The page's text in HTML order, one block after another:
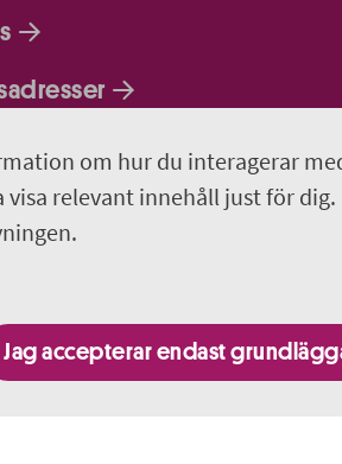
om hur du interagerar
relevant innehåll just för
Jag accepterar endast